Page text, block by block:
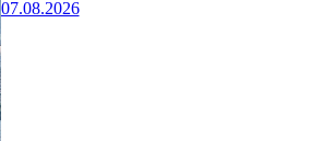
07.08.2026